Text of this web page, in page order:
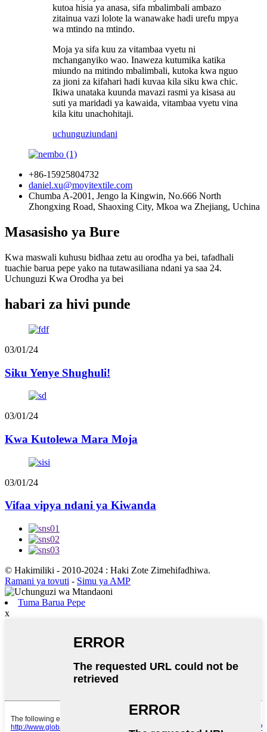
kutoa hisia ya anasa, sifa mbalimbali ambazo
zitainua vazi lolote la wanawake hadi urefu mpya
wa mtindo na mtindo.
Moja ya sifa kuu za vitambaa vyetu ni
mchanganyiko wao. Inaweza kutumika katika
miundo na mitindo mbalimbali, kutoka kwa nguo
za jioni za kifahari hadi kuvaa kila siku kwa chic.
Ikiwa unataka kuunda mavazi rasmi ya kisasa au
suti ya maridadi ya kawaida, vitambaa vyetu vina
kila kitu unachohitaji.
uchunguziundani
+86-15925804732
daniel.xu@moyitextile.com
Chumba A-2001, Jengo la Kingwin, No.666 North
Zhongxing Road, Shaoxing City, Mkoa wa Zhejiang, Uchina
Masasisho ya Bure
Kwa maswali kuhusu bidhaa zetu au orodha ya bei, tafadhali
tuachie barua pepe yako na tutawasiliana ndani ya saa 24.
Uchunguzi Kwa Orodha ya bei
habari za hivi punde
03/01/24
Siku Yenye Shughuli!
03/01/24
Kwa Kutolewa Mara Moja
03/01/24
Vifaa vipya ndani ya Kiwanda
© Hakimiliki - 2010-2024 : Haki Zote Zimehifadhiwa.
Ramani ya tovuti - Simu ya AMP
Tuma Barua Pepe
x